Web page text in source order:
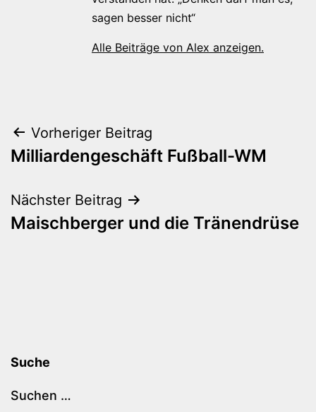
sagen besser nicht“
Alle Beiträge von Alex anzeigen.
Beitragsnavigation
Vorheriger Beitrag
Milliardengeschäft Fußball-WM
Nächster Beitrag
Maischberger und die Tränendrüse
Suche
Suchen …